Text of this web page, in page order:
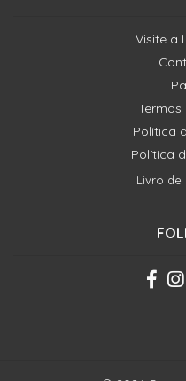
Visite a
Termos
Política
Política
Livro de